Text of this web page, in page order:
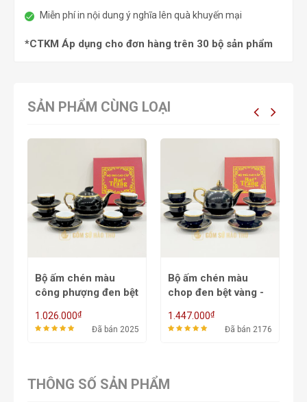
Miễn phí in nội dung ý nghĩa lên quà khuyến mại
*CTKM Áp dụng cho đơn hàng trên 30 bộ sản phẩm
SẢN PHẨM CÙNG LOẠI
Bộ ấm chén màu
công phượng đen bệt
1.026.000₫
Đã bán 2025
Bộ ấm chén màu
chop đen bệt vàng -
1.447.000₫
Đã bán 2176
THÔNG SỐ SẢN PHẨM